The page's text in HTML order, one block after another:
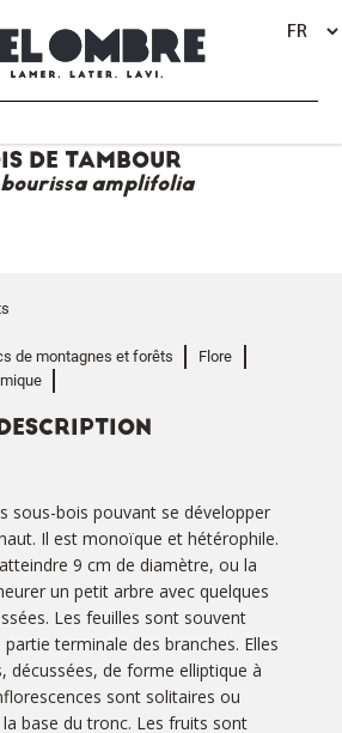
DE TAMBOUR
amplifolia
de montagnes et forêts
Flore
sous-bois pouvant se développer
Il est monoïque et hétérophile.
9 cm de diamètre, ou la
un petit arbre avec quelques
Les feuilles sont souvent
terminale des branches. Elles
décussées, de forme elliptique à
sont solitaires ou
base du tronc. Les fruits sont